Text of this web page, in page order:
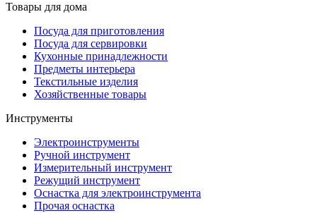
Товары для дома
Посуда для приготовления
Посуда для сервировки
Кухонные принадлежности
Предметы интерьера
Текстильные изделия
Хозяйственные товары
Инструменты
Электроинструменты
Ручной инструмент
Измерительный инструмент
Режущий инструмент
Оснастка для электроинструмента
Прочая оснастка